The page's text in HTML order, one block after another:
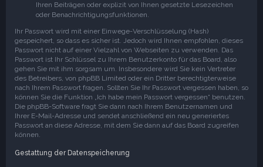
Ihren Beiträgen oder explizit von Ihnen gesetzte Lesezeichen
oder Benachrichtigungsfunktionen.
Ihr Passwort wird mit einer Einwege-Verschlüsselung (Hash)
gespeichert, so dass es sicher ist. Jedoch wird Ihnen empfohlen, dieses
Passwort nicht auf einer Vielzahl von Webseiten zu verwenden. Das
Passwort ist Ihr Schlüssel zu Ihrem Benutzerkonto für das Board, also
gehen Sie mit ihm sorgsam um. Insbesondere wird Sie kein Vertreter
des Betreibers, von phpBB Limited oder ein Dritter berechtigterweise
nach Ihrem Passwort fragen. Sollten Sie Ihr Passwort vergessen haben, so
können Sie die Funktion „Ich habe mein Passwort vergessen“ benutzen.
Die phpBB-Software fragt Sie dann nach Ihrem Benutzernamen und
Ihrer E-Mail-Adresse und sendet anschließend ein neu generiertes
Passwort an diese Adresse, mit dem Sie dann auf das Board zugreifen
können.
Gestattung der Datenspeicherung